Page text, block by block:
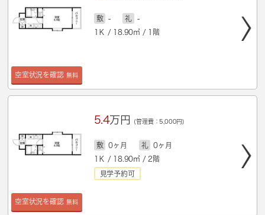
空室状況を確認 無料
敷 - 礼
-
1Ｋ / 18.90㎡ / 1階
空室状況を確認 無料
5.4万円 (管理費：5,000円)
敷 0ヶ月 礼
0ヶ月
1Ｋ / 18.90㎡ / 2階
見学予約可